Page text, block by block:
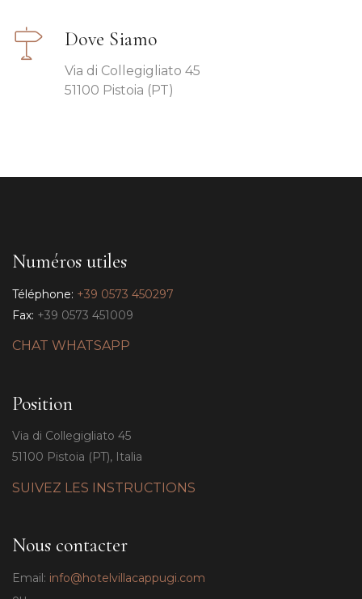
Dove Siamo
Via di Collegigliato 45
51100 Pistoia (PT)
Numéros utiles
Téléphone: +39 0573 450297
Fax: +39 0573 451009
CHAT WHATSAPP
Position
Via di Collegigliato 45
51100 Pistoia (PT), Italia
SUIVEZ LES INSTRUCTIONS
Nous contacter
Email: info@hotelvillacappugi.com